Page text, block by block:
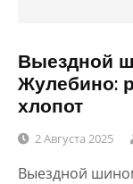
Выездной
Жулебино:
хлопот
2 Августа 2025
Выездной